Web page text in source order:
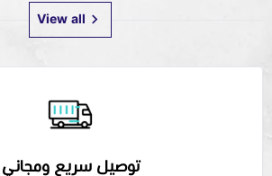
View all
توصيل سريع ومجاني